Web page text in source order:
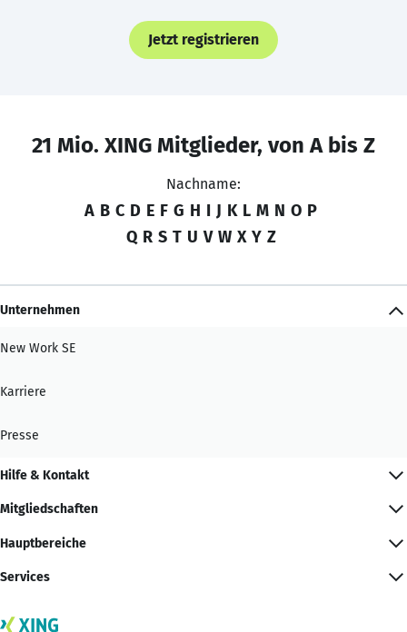
Jetzt registrieren
21 Mio. XING Mitglieder, von A bis Z
Nachname:
A B C D E F G H I J K L M N O P
Q R S T U V W X Y Z
Unternehmen
New Work SE
Karriere
Presse
Hilfe & Kontakt
Mitgliedschaften
Hauptbereiche
Services